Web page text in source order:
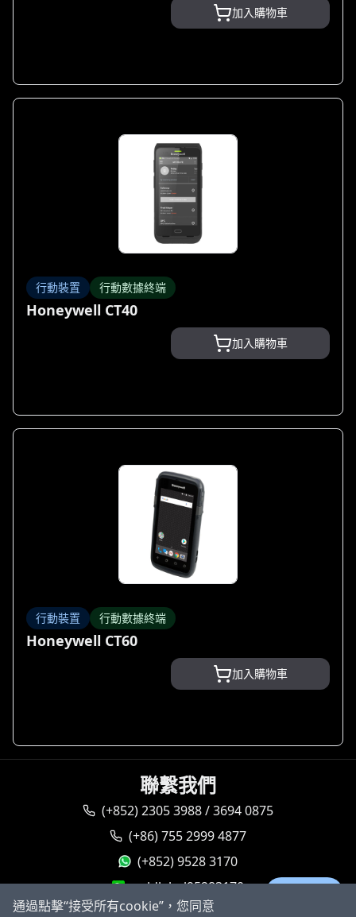
加入購物車
行動裝置 行動數據終端
Honeywell CT40
加入購物車
行動裝置 行動數據終端
Honeywell CT60
加入購物車
通過點擊“接受所有cookie”，您同意
聯繫我們
(+852) 2305 3988 / 3694 0875
(+86) 755 2999 4877
(+852) 9528 3170
goldlabel95283170
sales@goldlabeltech.com